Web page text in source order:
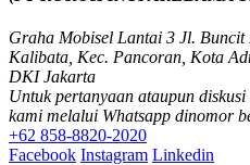
Graha Mobisel Lantai 3 Jl. Buncit
Kalibata, Kec. Pancoran, Kota
DKI Jakarta
Untuk pertanyaan ataupun
kami melalui Whatsapp dinomor
+62 858-8820-2020
Facebook Instagram Linkedin